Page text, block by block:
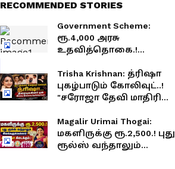
RECOMMENDED STORIES
Government Scheme:
ரூ.4,000 அரசு
உதவித்தொகை.!
எப்படி விண்ணப்பிப்பது?!
முழு விவரம்!
Trisha Krishnan: த்ரிஷா
புகழ்பாடும் கோலிவுட்..!
"சரோஜா தேவி மாதிரி
சர்ட்டிஃபிகேட் கொடுக்கும்
நடிகர்கள்!
Magalir Urimai Thogai:
மகளிருக்கு ரூ.2,500.! புது
ரூல்ஸ் வந்தாலும்